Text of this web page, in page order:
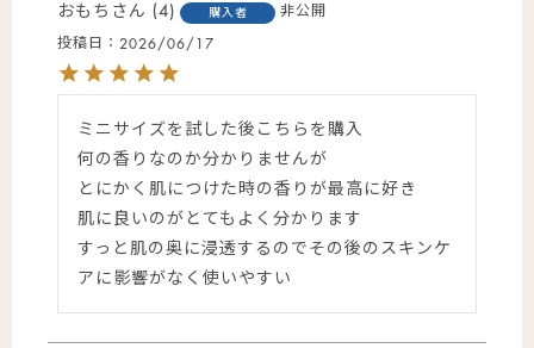
おもち 4 購入者 非公開
投稿日 2026/06/17
ミニサイズを試した後こちらを購入
何の香りなのか分かりませんが
とにかく肌につけた時の香りが最高に好き
肌に良いのがとてもよく分かります
すっと肌の奥に浸透するのでその後のスキンケ
アに影響がなく使いやすい